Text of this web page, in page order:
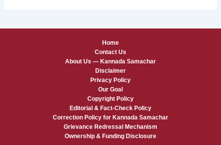
Home
Contact Us
About Us — Kannada Samachar
Disclaimer
Privacy Policy
Our Goal
Copyright Policy
Editorial & Fact-Check Policy
Correction Policy for Kannada Samachar
Grievance Redressal Mechanism
Ownership & Funding Disclosure